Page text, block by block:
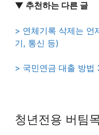
▼ 추천하는 다른 글
> 연체기록 삭제는 언
기, 통신 등)
> 국민연금 대출 방법
청년전용 버팀